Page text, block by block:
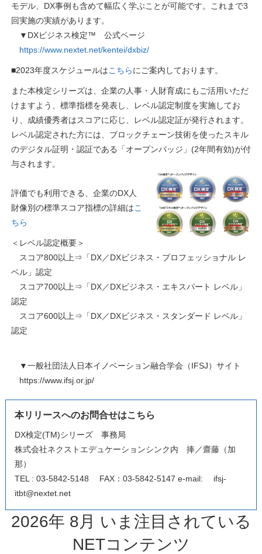
モデル、DX事例も含めて幅広く学ぶことが可能です。これまで3
回実施の実績があります。
▼DXビジネス検定™ 公式ページ
https://www.nextet.net/kentei/dxbiz/
■2023年度スケジュールはこちらにご案内しております。
また本検定シリーズは、企業の人事・人財育成にもご活用いただ
けますよう、標準指標を発表し、レベル認定制度を実施してお
り、成績優秀者はスコアに応じ、レベル認定証が発行されます。
レベル認定された方には、ブロックチェーン技術を使ったスキル
のデジタル証明・認証である「オープンバッジ」(2年間有効)が付
与されます。
評価でも利用できる、企業のDX人
財像別の標準スコア指標の詳細はこ
ちら
＜レベル認定概要＞
スコア800以上⇒「DX／DXビジネス・プロフェッショナル レ
ベル」認定
スコア700以上⇒「DX／DXビジネス・エキスパート レベル」
認定
スコア600以上⇒「DX／DXビジネス・スタンダード レベル」
認定
▼一般社団法人日本イノベーション融合学会（IFSJ）サイト
https://www.ifsj.or.jp/
本リリースへのお問合せはこちら
DX検定(TM)シリーズ 事務局
株式会社ネクストエデュケーションシンク内 捧／齋藤（加
那）
TEL : 03-5842-5148 FAX：03-5842-5147 e-mail: ifsj-
itbt@nextet.net
2026年 8月 いま注目 されている
NETコンテンツ